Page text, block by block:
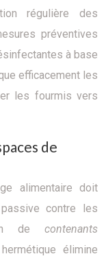
régulière des
préventives
à base
efficacement les
les fourmis vers
de
alimentaire doit
contre les
de contenants
élimine